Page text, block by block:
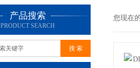
产品搜索
PRODUCT SEARCH
您现在